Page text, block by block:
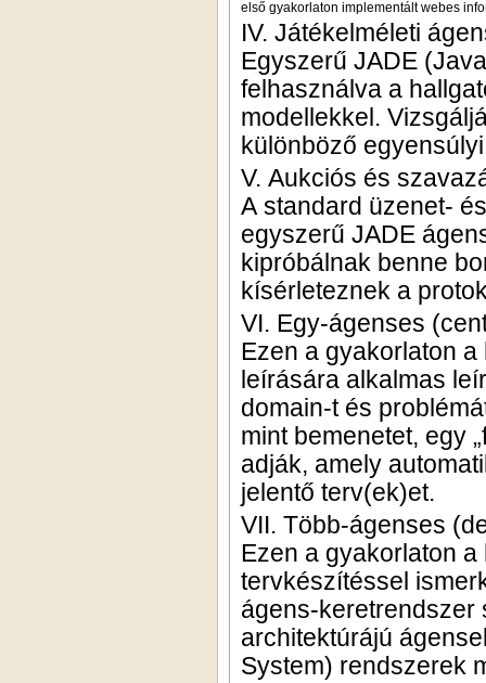
első gyakorlaton implementált webes
IV. Játékelméleti
Egyszerű JADE
felhasználva a
modellekkel.
különböző
V. Aukciós és
A standard üzenet-
egyszerű JADE
kipróbálnak benne
kísérleteznek a
VI. Egy-ágenses
Ezen a gyakorlaton
leírására alkalmas
domain-t és
mint bemenetet, egy
adják, amely
jelentő terv(ek)et.
VII. Több-ágenses
Ezen a gyakorlaton
tervkészítéssel
ágens-keretrendszer
architektúrájú
System) rendszerek